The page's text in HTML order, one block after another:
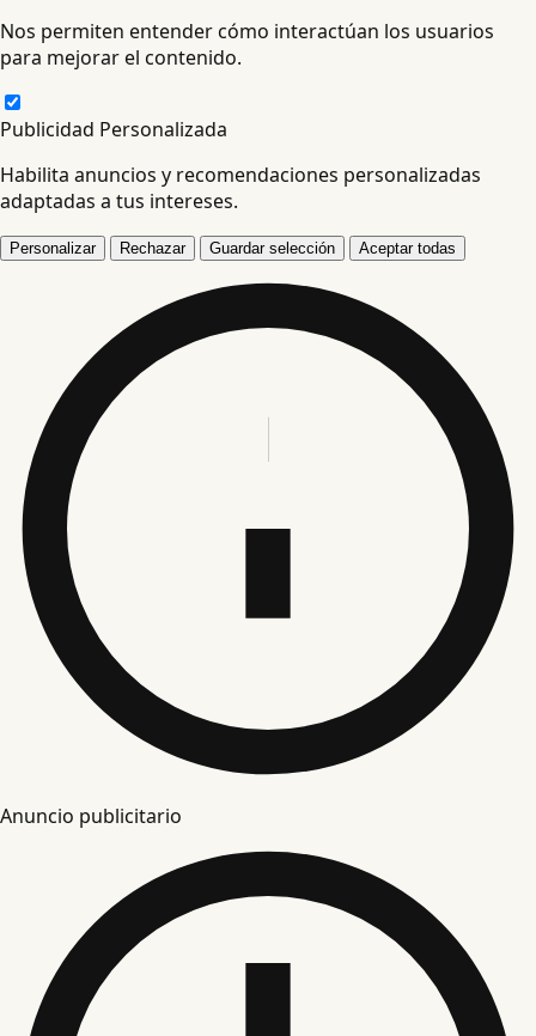
Nos permiten entender cómo interactúan los usuarios
para mejorar el contenido.
Publicidad Personalizada
Habilita anuncios y recomendaciones personalizadas
adaptadas a tus intereses.
Personalizar Rechazar Guardar selección Aceptar todas
Anuncio publicitario